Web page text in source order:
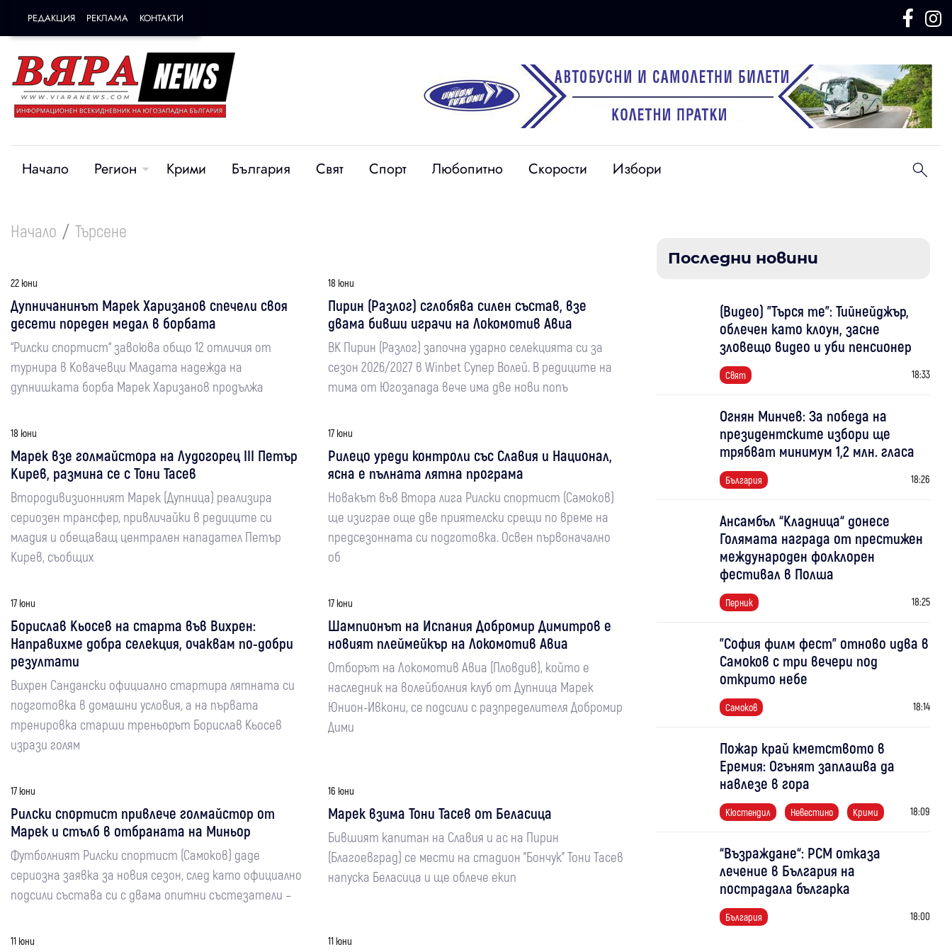
РЕДАКЦИЯ РЕКЛАМА КОНТАКТИ
Начало Регион Крими България Свят Спорт Любопитно Скорости Избори
Начало Търсене
22 юни
Дупничанинът Марек Харизанов спечели своя
десети пореден медал в борбата
“Рилски спортист“ завоюва общо 12 отличия от
турнира в Ковачевци Младата надежда на
дупнишката борба Марек Харизанов продължа
18 юни
Пирин (Разлог) сглобява силен състав, взе
двама бивши играчи на Локомотив Авиа
ВК Пирин (Разлог) започна ударно селекцията си за
сезон 2026/2027 в Winbet Супер Волей. В редиците на
тима от Югозапада вече има две нови попъ
18 юни
Марек взе голмайстора на Лудогорец III Петър
Кирев, размина се с Тони Тасев
Втородивизионният Марек (Дупница) реализира
сериозен трансфер, привличайки в редиците си
младия и обещаващ централен нападател Петър
Кирев, съобщих
17 юни
Рилецо уреди контроли със Славия и Национал,
ясна е пълната лятна програма
Новакът във Втора лига Рилски спортист (Самоков)
ще изиграе още две приятелски срещи по време на
предсезонната си подготовка. Освен първоначално
об
17 юни
Борислав Кьосев на старта във Вихрен:
Направихме добра селекция, очаквам по-добри
резултати
Вихрен Сандански официално стартира лятната си
подготовка в домашни условия, а на първата
тренировка старши треньорът Борислав Кьосев
изрази голям
17 юни
Шампионът на Испания Добромир Димитров е
новият плеймейкър на Локомотив Авиа
Отборът на Локомотив Авиа (Пловдив), който е
наследник на волейболния клуб от Дупница Марек
Юнион-Ивкони, се подсили с разпределителя Добромир
Дими
17 юни
Рилски спортист привлече голмайстор от
Марек и стълб в отбраната на Миньор
Футболният Рилски спортист (Самоков) даде
сериозна заявка за новия сезон, след като официално
подсили състава си с двама опитни състезатели –
16 юни
Марек взима Тони Тасев от Беласица
Бившият капитан на Славия и ас на Пирин
(Благоевград) се мести на стадион "Бончук" Тони Тасев
напуска Беласица и ще облече екип
11 юни 11 юни
Последни новини
(Видео) "Търся те": Тийнейджър,
облечен като клоун, засне
зловещо видео и уби пенсионер
Свят 18:33
Огнян Минчев: За победа на
президентските избори ще
трябват минимум 1,2 млн. гласа
България 18:26
Ансамбъл “Кладница“ донесе
Голямата награда от престижен
международен фолклорен
фестивал в Полша
Перник 18:25
"София филм фест" отново идва в
Самоков с три вечери под
открито небе
Самоков 18:14
Пожар край кметството в
Еремия: Огънят заплашва да
навлезе в гора
Кюстендил Невестино Крими 18:09
“Възраждане“: РСМ отказа
лечение в България на
пострадала българка
България 18:00